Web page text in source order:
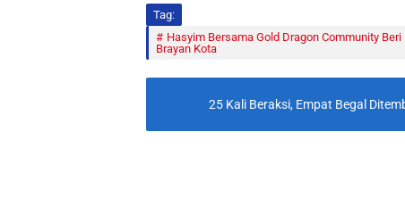
Tag:
Hasyim Bersama Gold Dragon Community
Brayan Kota
25 Kali Beraksi, Empat Begal